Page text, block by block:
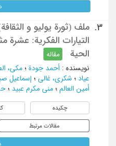
3.
ملف (ثورة یولیو و
التیارات الفکریة: عشرة
الحیة
مقاله
نویسنده : أحمد جودة ؛ مکی،
عیاد ؛ شکری، غالی ؛ إسماعیل
أمین العالم ؛ منی مکرم عبید ؛
چکیده
مقالات مرتبط